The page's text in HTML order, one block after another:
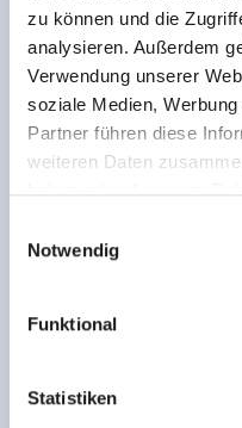
zu können und die
analysieren. Außerdem
Verwendung unserer
soziale Medien,
Partner führen diese
weiteren Daten
haben oder die sie im
Rohr 23// A-6280 Zell am
www.zillertalarena.com
Notwendig
Funktional
Statistiken